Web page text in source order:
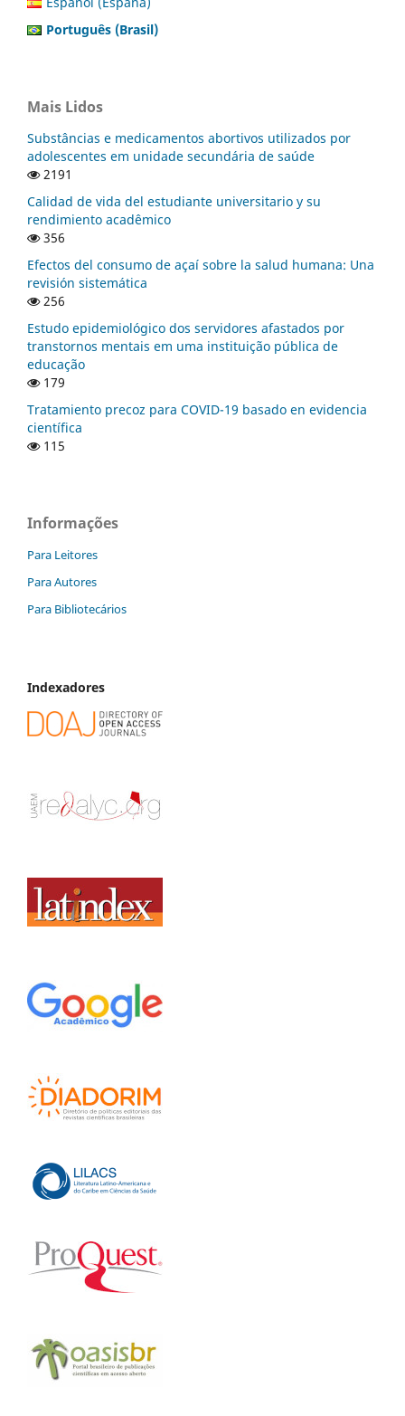
Português (Brasil)
Mais Lidos
Substâncias e medicamentos abortivos utilizados por
adolescentes em unidade secundária de saúde
2191
Calidad de vida del estudiante universitario y su
rendimiento acadêmico
356
Efectos del consumo de açaí sobre la salud humana: Una
revisión sistemática
256
Estudo epidemiológico dos servidores afastados por
transtornos mentais em uma instituição pública de
educação
179
Tratamiento precoz para COVID-19 basado en evidencia
científica
115
Informações
Para Leitores
Para Autores
Para Bibliotecários
Indexadores